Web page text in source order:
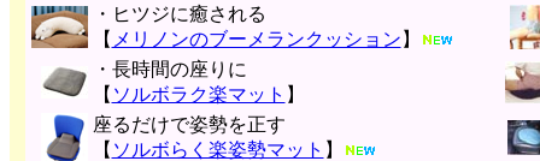
・ヒツジに癒される
【 メリノンのブーメランクッション 】
・長時間の座りに
【 ソルボラク楽マット 】
座るだけで姿勢を正す
【 ソルボらく楽姿勢マット 】